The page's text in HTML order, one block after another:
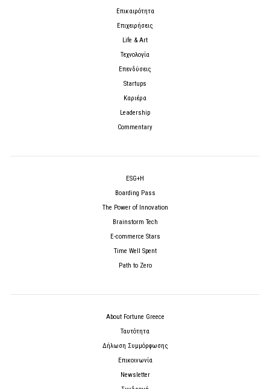
Επικαιρότητα
Επιχειρήσεις
Life & Art
Τεχνολογία
Επενδύσεις
Startups
Καριέρα
Leadership
Commentary
ESG+H
Boarding Pass
The Power of Innovation
Brainstorm Tech
E-commerce Stars
Time Well Spent
Path to Zero
About Fortune Greece
Ταυτότητα
Δήλωση Συμμόρφωσης
Επικοινωνία
Newsletter